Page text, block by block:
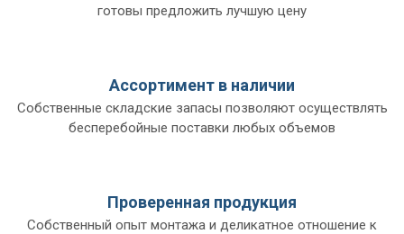
готовы предложить лучшую цену
Ассортимент в наличии
Собственные складские запасы позволяют осуществлять
бесперебойные поставки любых объемов
Проверенная продукция
Собственный опыт монтажа и деликатное отношение к